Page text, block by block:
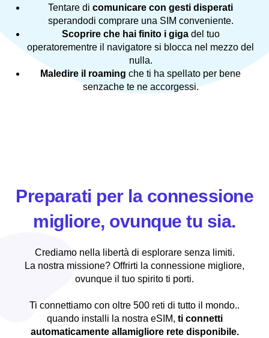
Tentare dicomunicare con gesti disperati
sperandodi comprare una SIM conveniente.
Scoprire che hai finito i gigadel tuo
operatorementre il navigatore si blocca nel mezzo del
nulla.
Maledire il roaming che ti ha spellato per bene
senzache te ne accorgessi.
Preparati per la connessione
migliore, ovunque tu sia.
Crediamo nella libertà di esplorare senza limiti.
La nostra missione? Offrirti la connessione migliore,
ovunque il tuo spirito ti porti.
Ti connettiamo con oltre 500 reti di tutto il mondo..
quando installi la nostra eSIM, ti connetti
automaticamente allamigliore rete disponibile.